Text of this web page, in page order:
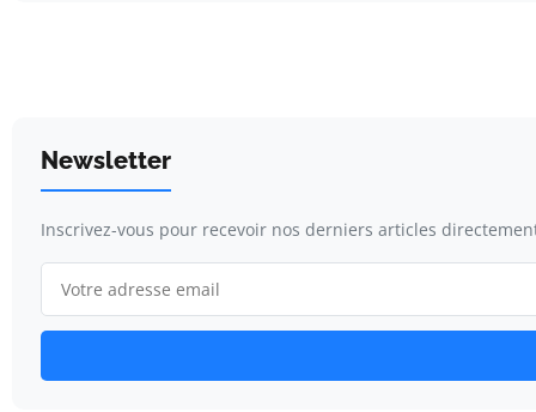
Newsletter
Inscrivez-vous pour recevoir nos derniers articles